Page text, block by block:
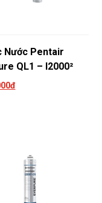
Nước Pentair
QL1 – I2000²